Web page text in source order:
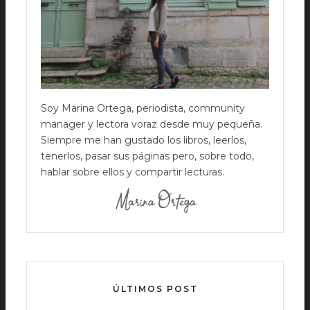
Soy Marina Ortega, periodista, community
manager y lectora voraz desde muy pequeña.
Siempre me han gustado los libros, leerlos,
tenerlos, pasar sus páginas pero, sobre todo,
hablar sobre ellos y compartir lecturas.
ÚLTIMOS POST